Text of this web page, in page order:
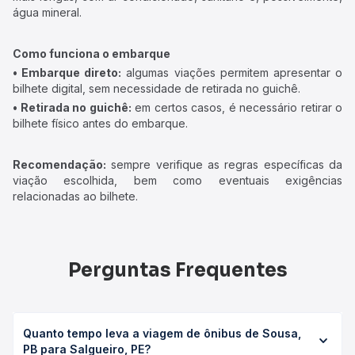
água mineral.
Como funciona o embarque
• Embarque direto: algumas viações permitem apresentar o
bilhete digital, sem necessidade de retirada no guichê.
• Retirada no guichê: em certos casos, é necessário retirar o
bilhete físico antes do embarque.
Recomendação: sempre verifique as regras específicas da
viação escolhida, bem como eventuais exigências
relacionadas ao bilhete.
Perguntas Frequentes
Quanto tempo leva a viagem de ônibus de Sousa,
PB para Salgueiro, PE?